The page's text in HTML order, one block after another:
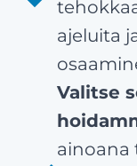
ajeluita
Valitse
ainoana